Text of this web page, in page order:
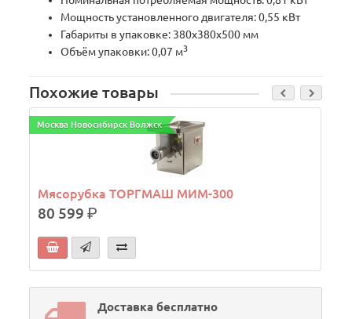
Мощность установленного двигателя: 0,55 кВт
Габариты в упаковке: 380х380х500 мм
Объём упаковки: 0,07 м3
Похожие товары
Москва Новосибирск Волжск
Мясорубка ТОРГМАШ МИМ-300
80 599р.
Доставка бесплатно